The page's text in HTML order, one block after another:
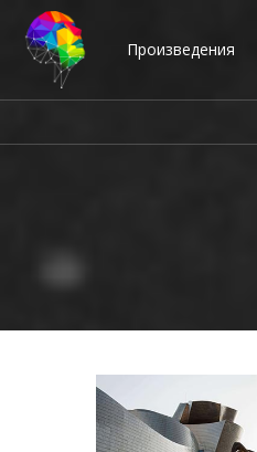
Произведения